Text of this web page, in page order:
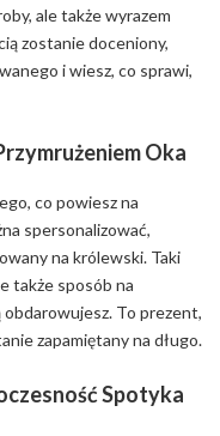
ale także wyrazem
zostanie doceniony,
i wiesz, co sprawi,
Oka
co powiesz na
spersonalizować,
na królewski. Taki
także sposób na
obdarowujesz. To prezent,
zapamiętany na długo.
Spotyka